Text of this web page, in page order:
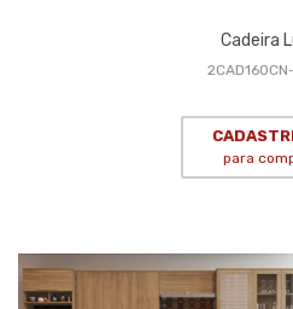
Cadeira
para